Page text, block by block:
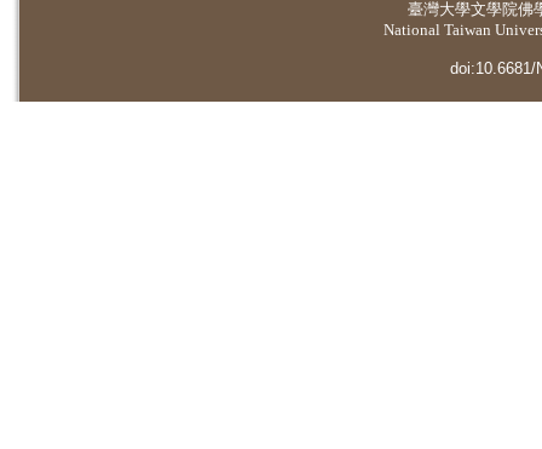
臺灣大學文學院佛
National Taiwan
doi:10.6681/